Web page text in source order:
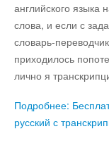
Кино
Кулинария
Своё дело
английского языка
слова, и если с
словарь-переводчик
приходилось
лично я
Подробнее:
русский с